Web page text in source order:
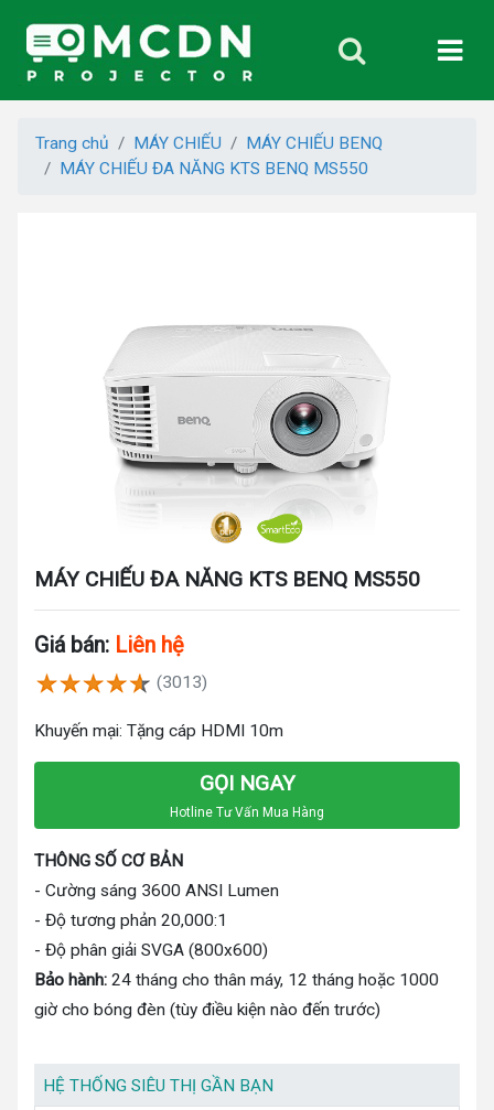
Trang chủ MÁY CHIẾU
MÁY CHIẾU BENQ
MÁY CHIẾU ĐA NĂNG KTS BENQ MS550
MÁY CHIẾU ĐA NĂNG KTS BENQ MS550
Giá bán: Liên hệ
(3013)
Khuyến mại: Tặng cáp HDMI 10m
GỌI NGAY
Hotline Tư Vấn Mua Hàng
THÔNG SỐ CƠ BẢN
- Cường sáng 3600 ANSI Lumen
- Độ tương phản 20,000:1
- Độ phân giải SVGA (800x600)
Bảo hành: 24 tháng cho thân máy, 12 tháng hoặc 1000
giờ cho bóng đèn (tùy điều kiện nào đến trước)
HỆ THỐNG SIÊU THỊ GẦN BẠN